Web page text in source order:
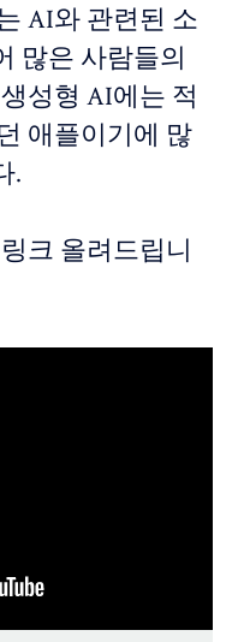
AI와 관련된 소
많은 사람들의
성형 AI에는 적
애플이기에 많
.
크 올려드립니